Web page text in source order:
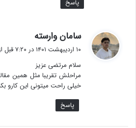
پاسخ
سامان وارسته
ت
۱۰ اردیبهشت ۱۴۰۱ در ۷:۲۰ قبل از ظهر
سلام مرتضی عزیز
مراحلش تقریبا مثل همین
خیلی راحت میتونی این کارو
پاسخ